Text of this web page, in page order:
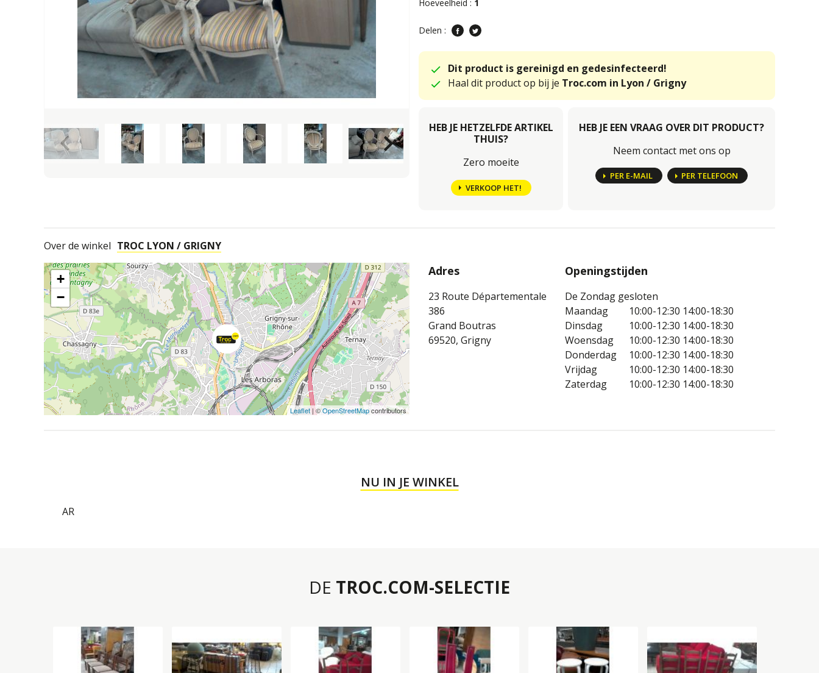
keyboard_arrow_left keyboard_arrow_right
Hoeveelheid : 1
Delen :
Dit product is gereinigd en gedesinfecteerd!
Haal dit product op bij je Troc.com in Lyon / Grigny
HEB JE HETZELFDE ARTIKEL
THUIS?
Zero moeite
VERKOOP HET!
HEB JE EEN VRAAG OVER DIT PRODUCT?
Neem contact met ons op
PER E-MAIL PER TELEFOON
Over de winkel TROC LYON / GRIGNY
+
−
Leaflet| ©OpenStreetMapcontributors
Adres
23 Route Départementale
386
Grand Boutras
69520, Grigny
Openingstijden
De Zondag gesloten
Maandag
10:00-12:30 14:00-18:30
Dinsdag
10:00-12:30 14:00-18:30
Woensdag
10:00-12:30 14:00-18:30
Donderdag
10:00-12:30 14:00-18:30
Vrijdag
10:00-12:30 14:00-18:30
Zaterdag
10:00-12:30 14:00-18:30
NU IN JE WINKEL
AR
DE TROC.COM-SELECTIE